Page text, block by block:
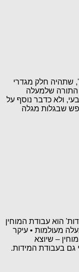
שתהיה חלק מגדרי
התורה שלמעלה
ולא כדבר נוסף על
שבגלות מגלה
הוא עבודת המוחין
מעולמות • עיקר
– שיוצא
גם בעבודת המידות.